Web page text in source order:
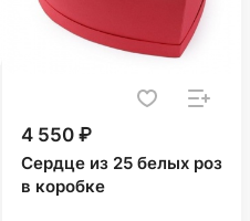
4 550 ₽
Сердце из 25 белых роз
в коробке